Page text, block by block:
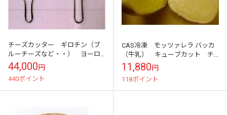
チーズカッター ギロチン（ブ
ルーチーズなど・・） ヨーロ
ッパ産 高級 サービス用
44,000円
440ポイント
CAS冷凍 モッツァレラ バッカ
（牛乳） キューブカット チ
ーズ 3kg 業務用
11,880円
118ポイント